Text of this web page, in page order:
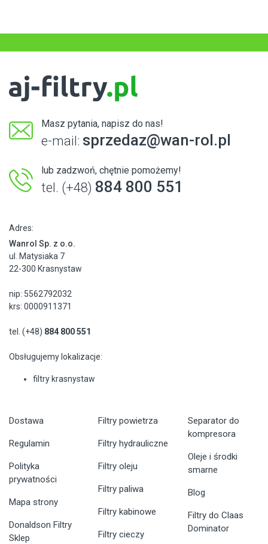
Masz pytania, napisz do nas!
e-mail: sprzedaz@wan-rol.pl
lub zadzwoń, chętnie pomożemy!
tel. (+48) 884 800 551
Adres:
Wanrol Sp. z o.o.
ul. Matysiaka 7
22-300 Krasnystaw
nip: 5562792032
krs: 0000911371
tel. (+48) 884 800 551
Obsługujemy lokalizacje:
filtry krasnystaw
Dostawa
Regulamin
Polityka
prywatności
Mapa strony
Donaldson Filtry
Sklep
Filtry powietrza
Filtry hydrauliczne
Filtry oleju
Filtry paliwa
Filtry kabinowe
Filtry cieczy
Separator do
kompresora
Oleje i środki
smarne
Blog
Filtry do Claas
Dominator